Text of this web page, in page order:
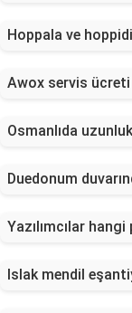
Hoppala ve
Awox servis ücreti
Osmanlıda
Duedonum
Yazılımcılar
Islak mendil